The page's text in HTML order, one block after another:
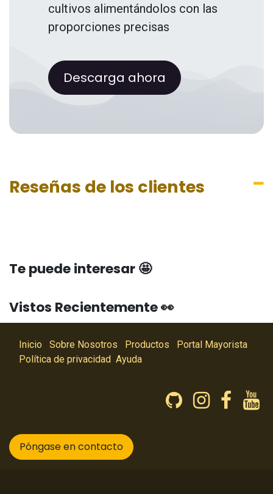
cultivos alimentándolos con las
proporciones precisas
Descarga ahora
Reseñas de los clientes
Te puede interesar 🤩
Vistos Recientemente 👀
Inicio Sobre Nosotros Productos
Portal Mayorista
Política de privacidad Ayuda
Póngase en contacto